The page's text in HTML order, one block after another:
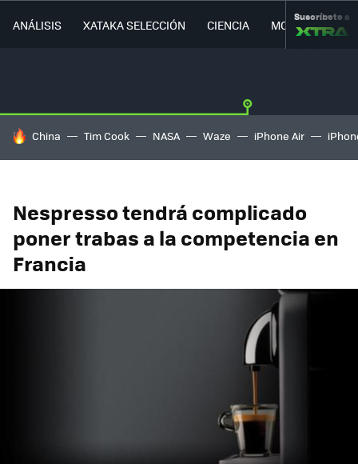
ANÁLISIS XATAKA SELECCIÓN CIENCIA MOVILIDAD
Suscríbete a
HOY SE HABLA DE
China Tim Cook NASA Waze iPhone Air
Nespresso tendrá complicado
poner trabas a la competencia en
Francia